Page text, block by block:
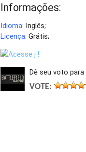
Informações:
Idioma: Inglês;
Licença: Grátis;
Dê seu voto para
VOTE: